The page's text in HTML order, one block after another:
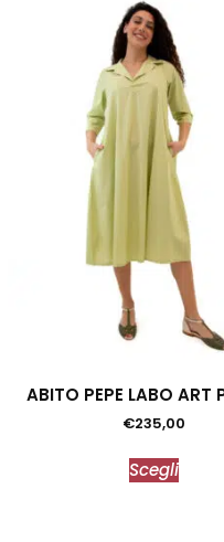
ABITO PEPE LABO ART
€235,00
Scegli